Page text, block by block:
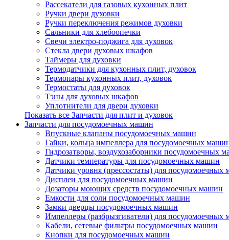
Рассекатели для газовых кухонных плит
Ручки двери духовки
Ручки переключения режимов духовки
Сальники для хлебоопечки
Свечи электро-поджига для духовок
Стекла двери духовых шкафов
Таймеры для духовки
Термодатчики для кухонных плит, духовок
Термопары кухонных плит, духовок
Термостаты для духовок
Тэны для духовых шкафов
Уплотнители для двери духовки
Показать все Запчасти для плит и духовок
Запчасти для посудомоечных машин
Впускные клапаны посудомоечных машин
Гайки, кольца импеллера для посудомоечных
Гидрозатворы, воздухозаборники посудомоечных
Датчики температуры для посудомоечных машин
Датчики уровня (прессостаты) для посудомоечных
Дисплеи для посудомоечных машин
Дозаторы моющих средств посудомоечных машин
Емкости для соли посудомоечных машин
Замки дверцы посудомоечных машин
Импеллеры (разбрызгиватели) для посудомоечных
Кабели, сетевые фильтры посудомоечных машин
Кнопки для посудомоечных машин